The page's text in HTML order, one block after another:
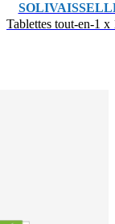
Tablettes tout-en-1 x